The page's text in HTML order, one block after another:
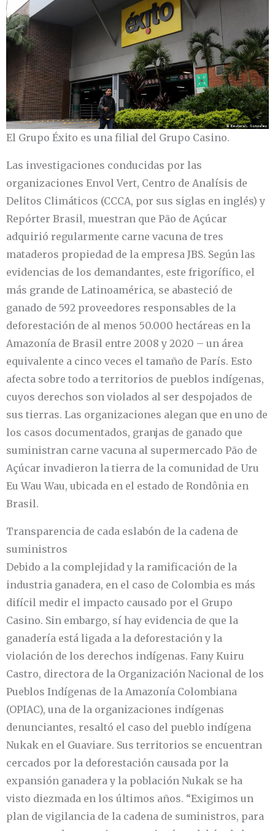
El Grupo Éxito es una filial del Grupo Casino.
Las investigaciones conducidas por las
organizaciones Envol Vert, Centro de Analísis de
Delitos Climáticos (CCCA, por sus siglas en inglés) y
Repórter Brasil, muestran que Pão de Açúcar
adquirió regularmente carne vacuna de tres
mataderos propiedad de la empresa JBS. Según las
evidencias de los demandantes, este frigorífico, el
más grande de Latinoamérica, se abasteció de
ganado de 592 proveedores responsables de la
deforestación de al menos 50.000 hectáreas en la
Amazonía de Brasil entre 2008 y 2020 – un área
equivalente a cinco veces el tamaño de París. Esto
afecta sobre todo a territorios de pueblos indígenas,
cuyos derechos son violados al ser despojados de
sus tierras. Las organizaciones alegan que en uno de
los casos documentados, granjas de ganado que
suministran carne vacuna al supermercado Pão de
Açúcar invadieron la tierra de la comunidad de Uru
Eu Wau Wau, ubicada en el estado de Rondônia en
Brasil.
Transparencia de cada eslabón de la cadena de
suministros
Debido a la complejidad y la ramificación de la
industria ganadera, en el caso de Colombia es más
difícil medir el impacto causado por el Grupo
Casino. Sin embargo, sí hay evidencia de que la
ganadería está ligada a la deforestación y la
violación de los derechos indígenas. Fany Kuiru
Castro, directora de la Organización Nacional de los
Pueblos Indígenas de la Amazonía Colombiana
(OPIAC), una de la organizaciones indígenas
denunciantes, resaltó el caso del pueblo indígena
Nukak en el Guaviare. Sus territorios se encuentran
cercados por la deforestación causada por la
expansión ganadera y la población Nukak se ha
visto diezmada en los últimos años. “Exigimos un
plan de vigilancia de la cadena de suministros, para